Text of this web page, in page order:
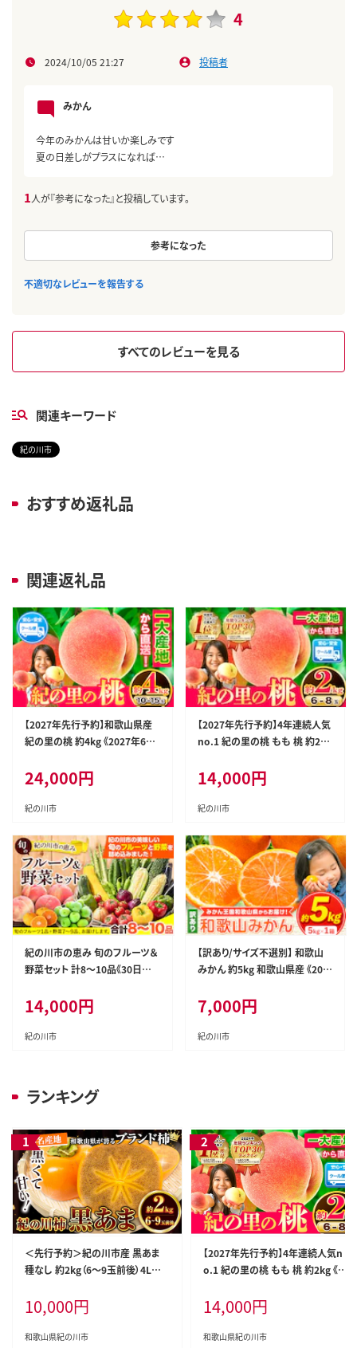
4
2024/10/05 21:27 投稿者
みかん
今年のみかんは甘いか楽しみです
夏の日差しがプラスになれば…
1人が『参考になった』と投稿しています。
参考になった
不適切なレビューを報告する
すべてのレビューを見る
関連キーワード
紀の川市
おすすめ返礼品
関連返礼品
【2027年先行予約】和歌山県産
紀の里の桃 約4kg 《2027年6月
り 旬の桃を厳選 あかつき 桃 も
も モモ 果物 フルーツ 白鳳 日川
白鳳 八旗白鳳 清水白桃 川中島
n_cwlocal253_6c8c_26_240
00_4kg---
24,000円
紀の川市
【2027年先行予約】4年連続人気
no.1 紀の里の桃 もも 桃 約2kg
荷》 紀の里の桃 6～8玉入り 旬
の桃を厳選 あかつき モモ 果物
フルーツ あかつき 白鳳 日川白
桃 つきあかり---wfn_cwlocal25
1_6c8c_26_14000_2kg---
14,000円
紀の川市
紀の川市の恵み 旬のフルーツ＆
野菜セット 計8～10品《30日以
山県 紀の川市 フルーツ 果物 野
菜 セット 桃 梅 みかん 新玉ねぎ
なす トマト キャベツ---wfn_cwl
14,000円
紀の川市
【訳あり/サイズ不選別】 和歌山
みかん 約5kg 和歌山県産 《202
っぷり ご家庭用 2L～2S 産地直
送 みかん 旬 蜜柑 ミカン 柑橘
果物 フルーツ 和歌山県 紀の川
7,000円
紀の川市
ランキング
＜先行予約＞紀の川市産 黒あま
種なし 約2kg（6～9玉前後）4L～2
頃出荷》和歌山県 紀の川市 たねな
し柿 くろあま 高級 産地直送 かき
柿 カキ 果物 フルーツ---wfn_wlo
10,000円
和歌山県紀の川市
【2027年先行予約】4年連続人気n
o.1 紀の里の桃 もも 桃 約2kg 《2
の里の桃 6～8玉入り 旬の桃を厳
選 あかつき モモ 果物 フルーツ あ
かつき 白鳳 日川白鳳 八旗白鳳 清
14,000円
和歌山県紀の川市